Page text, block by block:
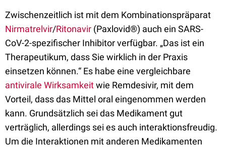
Zwischenzeitlich ist mit dem Kombinationspräparat
Nirmatrelvir/Ritonavir (Paxlovid®) auch ein SARS-
CoV-2-spezifischer Inhibitor verfügbar. „Das ist ein
Therapeutikum, dass Sie wirklich in der Praxis
einsetzen können.“ Es habe eine vergleichbare
antivirale Wirksamkeitwie Remdesivir, mit dem
Vorteil, dass das Mittel oral eingenommen werden
kann. Grundsätzlich sei das Medikament gut
verträglich, allerdings sei es auch interaktionsfreudig.
Um die Interaktionen mit anderen Medikamenten